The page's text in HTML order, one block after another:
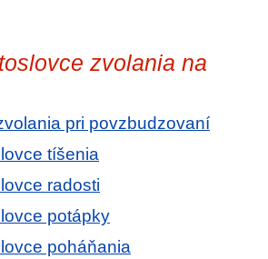
zvolania na
pri povzbudzovaní
tíšenia
radosti
potápky
poháňania